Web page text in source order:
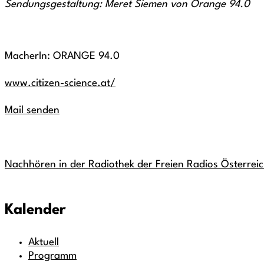
Sendungsgestaltung: Meret Siemen von Orange 94.0
MacherIn: ORANGE 94.0
www.citizen-science.at/
Mail senden
Nachhören in der Radiothek der Freien Radios
Kalender
Aktuell
Programm